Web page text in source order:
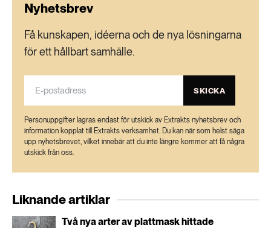
Experimentell framställning av livsmedel.
Nyhetsbrev
Få kunskapen, idéerna och de nya lösningarna
för ett hållbart samhälle.
SKICKA
Personuppgifter lagras endast för utskick av Extrakts nyhetsbrev och
information kopplat till Extrakts verksamhet. Du kan när som helst säga
upp nyhetsbrevet, vilket innebär att du inte längre kommer att få några
utskick från oss.
Liknande artiklar
Två nya arter av plattmask hittade